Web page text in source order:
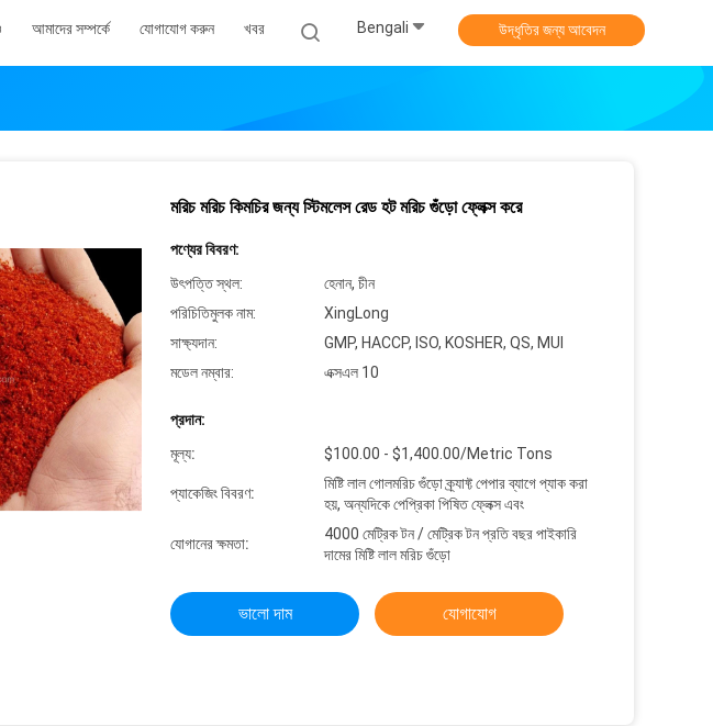
আমাদের সম্পর্কে যোগাযোগ করুন খবর Bengali উদ্ধৃতির জন্য আবেদন
মরিচ মরিচ কিমচির জন্য স্টিমলেস রেড হট মরিচ গুঁড়ো ফ্লেক্স করে
পণ্যের বিবরণ:
উৎপত্তি স্থল:
হেনান, চীন
পরিচিতিমুলক নাম:
XingLong
সাক্ষ্যদান:
GMP, HACCP, ISO, KOSHER, QS, MUI
মডেল নম্বার:
এক্সএল 10
প্রদান:
মূল্য:
$100.00 - $1,400.00/Metric Tons
প্যাকেজিং বিবরণ:
মিষ্টি লাল গোলমরিচ গুঁড়ো ক্র্যাফ্ট পেপার ব্যাগে প্যাক করা
হয়, অন্যদিকে পেপ্রিকা পিষিত ফ্লেক্স এবং
যোগানের ক্ষমতা:
4000 মেট্রিক টন / মেট্রিক টন প্রতি বছর পাইকারি
দামের মিষ্টি লাল মরিচ গুঁড়ো
ভালো দাম যোগাযোগ